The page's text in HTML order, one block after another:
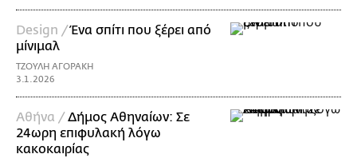
Design /Ένα σπίτι που ξέρει από
μίνιμαλ
ΤΖΟΥΛΗ ΑΓΟΡΑΚΗ
3.1.2026
Αθήνα / Δήμος Αθηναίων: Σε
24ωρη επιφυλακή λόγω
κακοκαιρίας